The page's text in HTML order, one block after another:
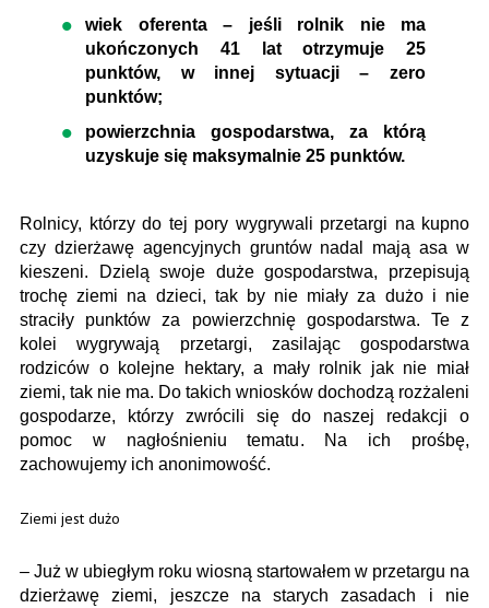
wiek oferenta – jeśli rolnik nie ma
ukończonych 41 lat otrzymuje 25
punktów, w innej sytuacji – zero
punktów;
powierzchnia gospodarstwa, za którą
uzyskuje się maksymalnie 25 punktów.
Rolnicy, którzy do tej pory wygrywali przetargi na kupno
czy dzierżawę agencyjnych gruntów nadal mają asa w
kieszeni. Dzielą swoje duże gospodarstwa, przepisują
trochę ziemi na dzieci, tak by nie miały za dużo i nie
straciły punktów za powierzchnię gospodarstwa. Te z
kolei wygrywają przetargi, zasilając gospodarstwa
rodziców o kolejne hektary, a mały rolnik jak nie miał
ziemi, tak nie ma. Do takich wniosków dochodzą rozżaleni
gospodarze, którzy zwrócili się do naszej redakcji o
pomoc w nagłośnieniu tematu. Na ich prośbę,
zachowujemy ich anonimowość.
Ziemi jest dużo
– Już w ubiegłym roku wiosną startowałem w przetargu na
dzierżawę ziemi, jeszcze na starych zasadach i nie